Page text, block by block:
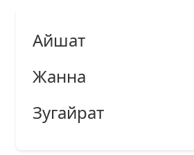
Айшат
Жанна
Зугайрат